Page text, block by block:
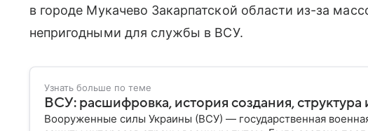
в городе Мукачево Закарпатской области из-за
непригодными для службы в ВСУ.
Узнать больше по теме
ВСУ: расшифровка, история создания, структура
Вооруженные силы Украины (ВСУ) — государственная